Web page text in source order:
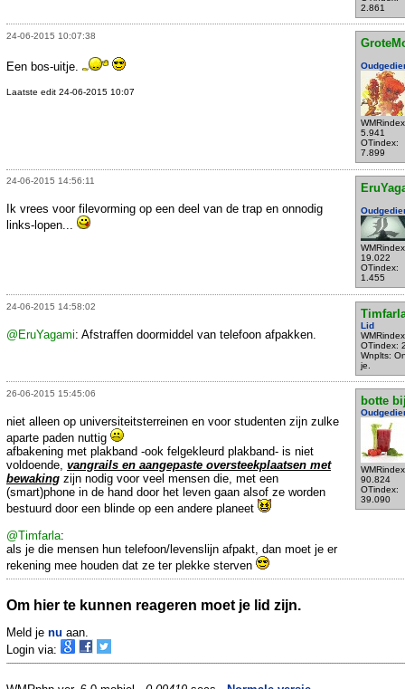
2.861
24-06-2015 10:07:38
5.941
OTindex:
7.899
Een bos-uitje.
Laatste edit 24-06-2015 10:07
24-06-2015 14:56:11
19.022
OTindex:
1.455
Ik vrees voor filevorming op een deel van de trap en onnodig
links-lopen...
24-06-2015 14:58:02
Lid
OTindex:
Wnplts:
je.
@EruYagami: Afstraffen doormiddel van telefoon afpakken.
26-06-2015 15:45:06
botte
90.824
OTindex:
39.090
niet alleen op universiteitsterreinen en voor studenten zijn zulke
aparte paden nuttig
afbakening met plakband -ook felgekleurd plakband- is niet
voldoende, vangrails en aangepaste oversteekplaatsen met
bewaking zijn nodig voor veel mensen die, met een
(smart)phone in de hand door het leven gaan alsof ze worden
bestuurd door een blinde op een andere planeet
@Timfarla:
als je die mensen hun telefoon/levenslijn afpakt, dan moet je er
rekening mee houden dat ze ter plekke sterven
Om hier te kunnen reageren moet je lid zijn.
Meld je nu aan.
Login via: